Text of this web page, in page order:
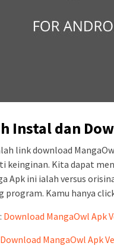
Instal dan
link download
keinginan. Kita dapat
Apk ini ialah versus
program. Kamu hanya
Download MangaOwl Apk
Download MangaOwl Apk